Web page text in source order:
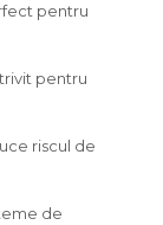
pentru
pentru
riscul de
de